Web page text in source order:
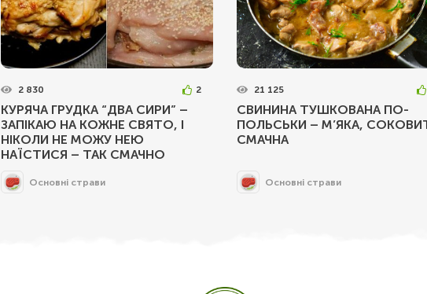
2 830 2
КУРЯЧА ГРУДКА “ДВА СИРИ” –
ЗАПІКАЮ НА КОЖНЕ СВЯТО, І
НІКОЛИ НЕ МОЖУ НЕЮ
НАЇСТИСЯ – ТАК СМАЧНО
Основні страви
21 125
СВИНИНА ТУШКОВАНА ПО-
ПОЛЬСЬКИ – М’ЯКА,
СМАЧНА
Основні страви